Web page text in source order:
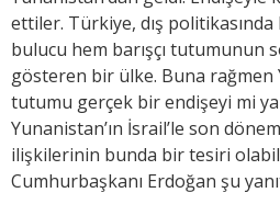
ettiler. Türkiye, dış
bulucu hem barışçı tutumunun
gösteren bir ülke. Buna rağmen
tutumu gerçek bir endişeyi mi
Yunanistan’ın İsrail’le son
ilişkilerinin bunda bir tesiri
Cumhurbaşkanı Erdoğan şu